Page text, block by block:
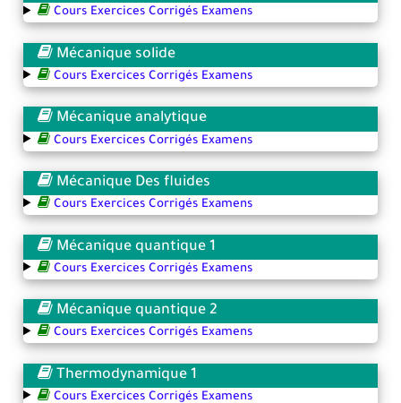
Cours Exercices Corrigés Examens
Mécanique solide
Cours Exercices Corrigés Examens
Mécanique analytique
Cours Exercices Corrigés Examens
Mécanique Des fluides
Cours Exercices Corrigés Examens
Mécanique quantique 1
Cours Exercices Corrigés Examens
Mécanique quantique 2
Cours Exercices Corrigés Examens
Thermodynamique 1
Cours Exercices Corrigés Examens